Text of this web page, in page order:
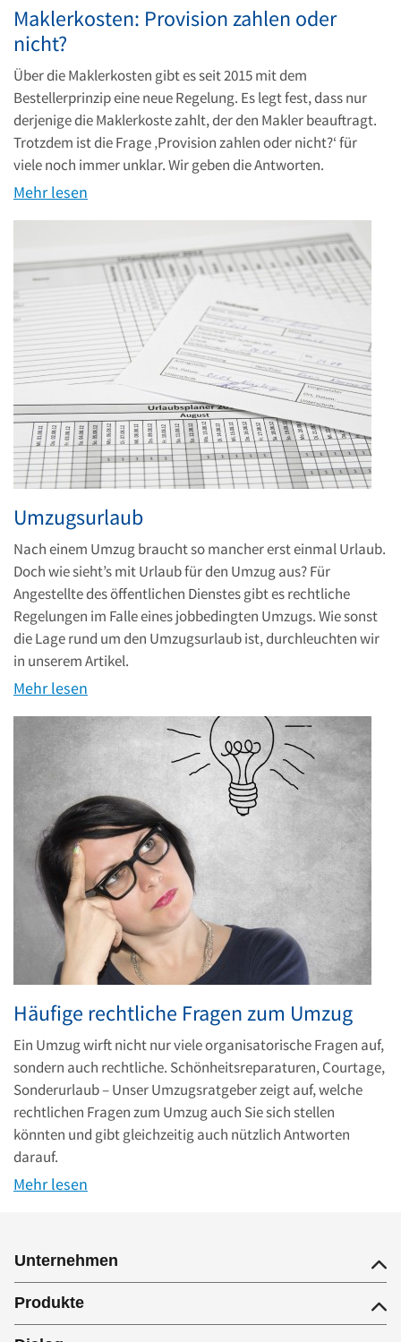
Maklerkosten: Provision zahlen oder
nicht?
Über die Maklerkosten gibt es seit 2015 mit dem
Bestellerprinzip eine neue Regelung. Es legt fest, dass nur
derjenige die Maklerkoste zahlt, der den Makler beauftragt.
Trotzdem ist die Frage ‚Provision zahlen oder nicht?‘ für
viele noch immer unklar. Wir geben die Antworten.
Mehr lesen
Umzugsurlaub
Nach einem Umzug braucht so mancher erst einmal Urlaub.
Doch wie sieht’s mit Urlaub für den Umzug aus? Für
Angestellte des öffentlichen Dienstes gibt es rechtliche
Regelungen im Falle eines jobbedingten Umzugs. Wie sonst
die Lage rund um den Umzugsurlaub ist, durchleuchten wir
in unserem Artikel.
Mehr lesen
Häufige rechtliche Fragen zum Umzug
Ein Umzug wirft nicht nur viele organisatorische Fragen auf,
sondern auch rechtliche. Schönheitsreparaturen, Courtage,
Sonderurlaub – Unser Umzugsratgeber zeigt auf, welche
rechtlichen Fragen zum Umzug auch Sie sich stellen
könnten und gibt gleichzeitig auch nützlich Antworten
darauf.
Mehr lesen
Unternehmen
Produkte